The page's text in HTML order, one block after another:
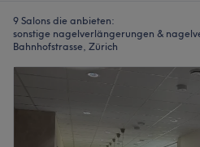
9 Salons die anbieten:
sonstige nagelverlängerungen &
Bahnhofstrasse, Zürich